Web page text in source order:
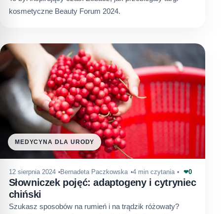
kosmetyczne Beauty Forum 2024.
MEDYCYNA DLA URODY
12 sierpnia 2024 Bernadeta Paczkowska 4 min czytania ❤0
Słowniczek pojęć: adaptogeny i cytryniec
chiński
Szukasz sposobów na rumień i na trądzik różowaty?